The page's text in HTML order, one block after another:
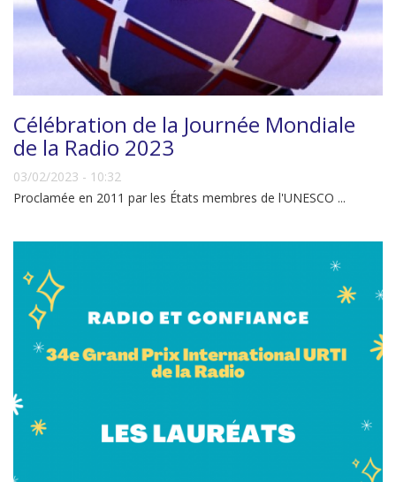
Célébration de la Journée Mondiale
de la Radio 2023
03/02/2023 - 10:32
Proclamée en 2011 par les États membres de l'UNESCO ...